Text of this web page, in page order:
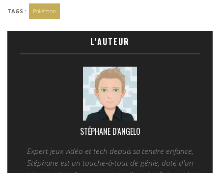
TAGS : Pokémon
L'AUTEUR
STÉPHANE D'ANGELO
Expert jeux vidéo et tech depuis sa tendre enfance,
Stéphane est un touche-à-tout de génie, doté d'un